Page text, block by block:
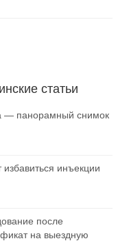
статьи
— панорамный снимок
инъекции
после
на выездную